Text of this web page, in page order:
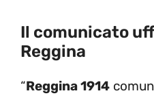
Il comunicato
Reggina
“Reggina 1914